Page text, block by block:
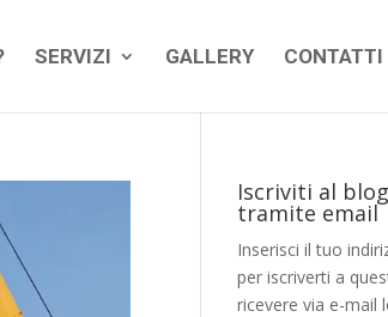
SERVIZI GALLERY CONTATTI
Iscriviti al blog
tramite email
Inserisci il tuo
per iscriverti a
ricevere via e-mail